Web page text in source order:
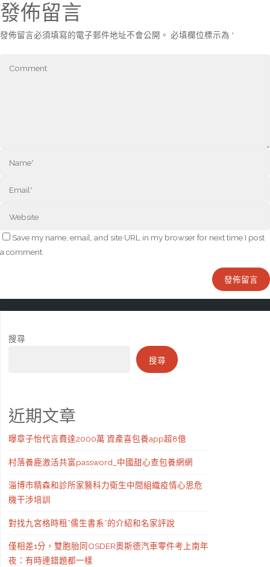
發佈留言
發佈留言必須填寫的電子郵件地址不會公開。 必填欄位標示為 *
Save my name, email, and site URL in my browser for next time I post
a comment.
搜尋
搜尋
近期文章
曝章子怡代言費達2000萬 資產喜包養app超8億
村落養鹿激活共富password_中國甜心查包養網網
淄博市精森和診所家醫科力衛生中間組織疫情心思危
機干涉培訓
對找九宮格時租“儒生書系”的介紹和名家評說
僅相差1分，雙胞胎同OSDER奧斯德汽車零件考上南年
夜：有時連錯題都一樣